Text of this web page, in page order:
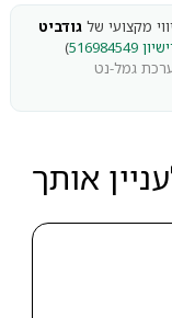
מקצועי של גודביט
516984549
)
על מערכת גמל-נט
אותך